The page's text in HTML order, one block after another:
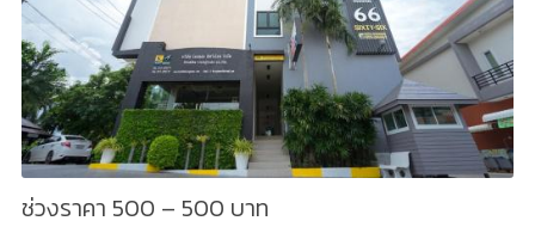
ช่วงราคา 500 – 500 บาท